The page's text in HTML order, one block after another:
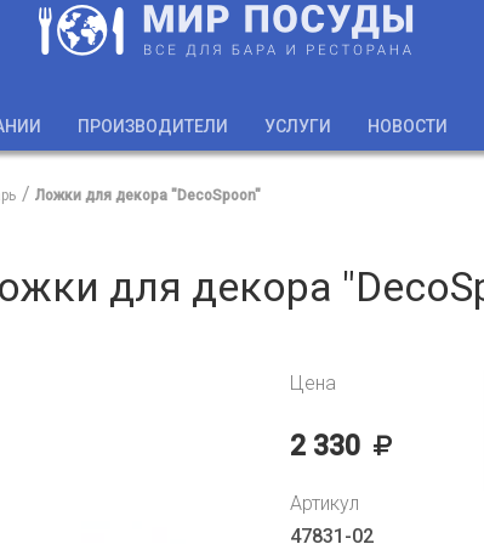
ПРОИЗВОДИТЕЛИ УСЛУГИ НОВОСТИ
Ложки для декора "DecoSpoon"
для декора
Цена
2 330
Артикул
47831-02